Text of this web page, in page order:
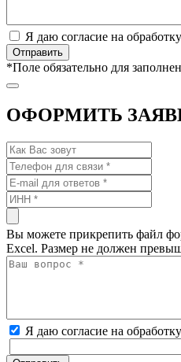
Я даю согласие на
*Поле обязательно для
ОФОРМИТЬ
Вы можете прикрепить файл
Excel. Размер не должен
Я даю согласие на